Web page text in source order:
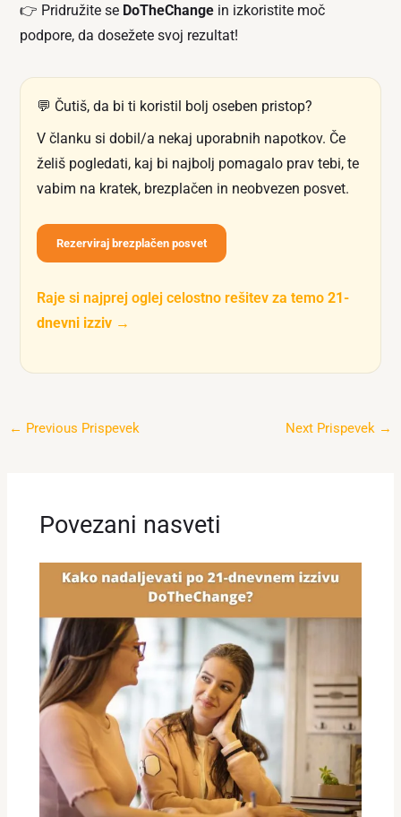
👉 Pridružite se DoTheChange in izkoristite moč
podpore, da dosežete svoj rezultat!
💬 Čutiš, da bi ti koristil bolj oseben pristop?
V članku si dobil/a nekaj uporabnih napotkov. Če
želiš pogledati, kaj bi najbolj pomagalo prav tebi, te
vabim na kratek, brezplačen in neobvezen posvet.
Rezerviraj brezplačen posvet
Raje si najprej oglej celostno rešitev za temo21-
dnevni izziv →
← Previous Prispevek Next Prispevek →
Povezani nasveti